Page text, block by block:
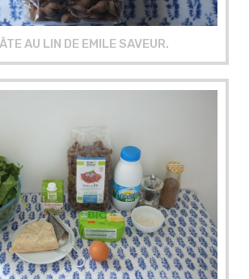
AU LIN DE EMILE SAVEUR.